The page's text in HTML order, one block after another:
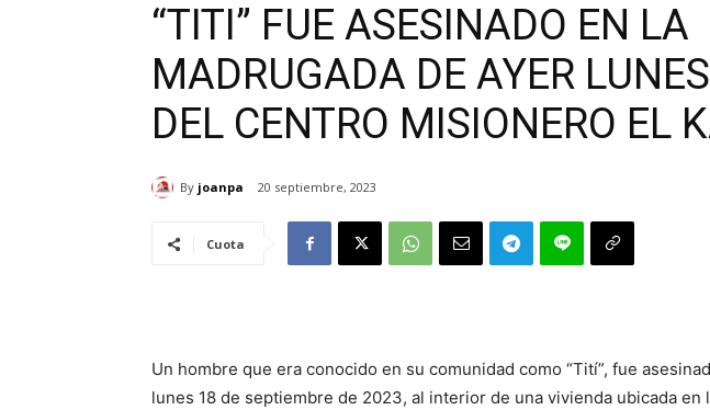
“TITI” FUE ASESINADO EN LA
MADRUGADA DE AYER
DEL CENTRO MISIONERO EL
By joanpa 20 septiembre, 2023
Cuota
Un hombre que era conocido en su comunidad como “Tití”, fue
lunes 18 de septiembre de 2023, al interior de una vivienda ubicada en